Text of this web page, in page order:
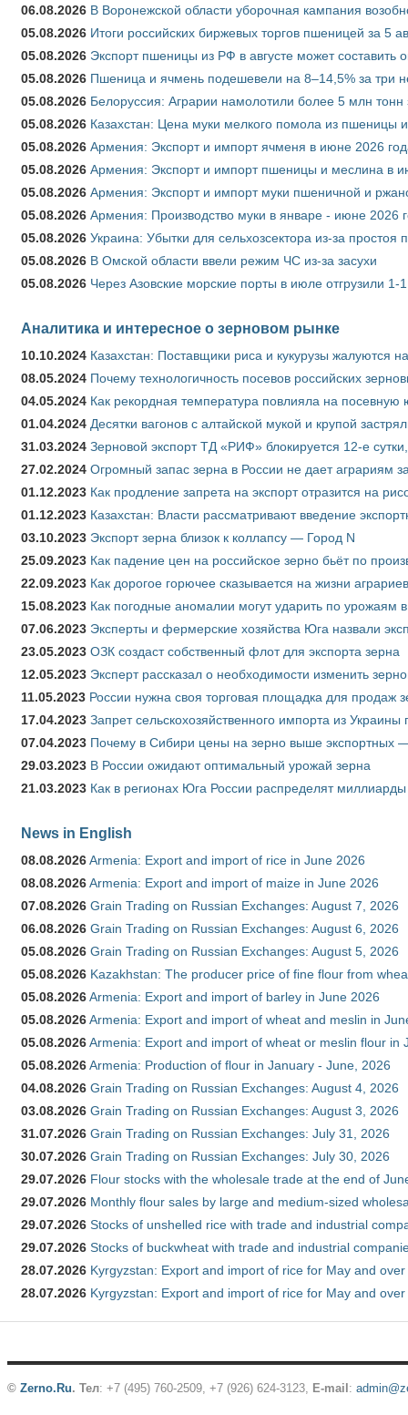
06.08.2026 В Воронежской области уборочная кампания
05.08.2026 Итоги российских биржевых торгов пшеницей за 5
05.08.2026 Экспорт пшеницы из РФ в августе может составить
05.08.2026 Пшеница и ячмень подешевели на 8–14,5% за три
05.08.2026 Белоруссия: Аграрии намолотили более 5 млн тонн
05.08.2026 Казахстан: Цена муки мелкого помола из пшеницы
05.08.2026 Армения: Экспорт и импорт ячменя в июне 2026
05.08.2026 Армения: Экспорт и импорт пшеницы и меслина в
05.08.2026 Армения: Экспорт и импорт муки пшеничной и
05.08.2026 Армения: Производство муки в январе - июне 2026
05.08.2026 Украина: Убытки для сельхозсектора из-за простоя
05.08.2026 В Омской области ввели режим ЧС из-за засухи
05.08.2026 Через Азовские морские порты в июле отгрузили
Аналитика и интересное о зерновом рынке
10.10.2024 Казахстан: Поставщики риса и кукурузы жалуются
08.05.2024 Почему технологичность посевов российских
04.05.2024 Как рекордная температура повлияла на
01.04.2024 Десятки вагонов с алтайской мукой и крупой
31.03.2024 Зерновой экспорт ТД «РИФ» блокируется 12-е
27.02.2024 Огромный запас зерна в России не дает аграриям
01.12.2023 Как продление запрета на экспорт отразится на
01.12.2023 Казахстан: Власти рассматривают введение
03.10.2023 Экспорт зерна близок к коллапсу — Город N
25.09.2023 Как падение цен на российское зерно бьёт по
22.09.2023 Как дорогое горючее сказывается на жизни аграриев
15.08.2023 Как погодные аномалии могут ударить по урожаям
07.06.2023 Эксперты и фермерские хозяйства Юга назвали
23.05.2023 ОЗК создаст собственный флот для экспорта зерна
12.05.2023 Эксперт рассказал о необходимости изменить
11.05.2023 России нужна своя торговая площадка для продаж
17.04.2023 Запрет сельскохозяйственного импорта из
07.04.2023 Почему в Сибири цены на зерно выше экспортных
29.03.2023 В России ожидают оптимальный урожай зерна
21.03.2023 Как в регионах Юга России распределят
News in English
08.08.2026Armenia: Export and import of rice in June 2026
08.08.2026Armenia: Export and import of maize in June 2026
07.08.2026 Grain Trading on Russian Exchanges: August 7, 2026
06.08.2026 Grain Trading on Russian Exchanges: August 6, 2026
05.08.2026 Grain Trading on Russian Exchanges: August 5, 2026
05.08.2026 Kazakhstan: The producer price of fine flour from
05.08.2026Armenia: Export and import of barley in June 2026
05.08.2026Armenia: Export and import of wheat and meslin in
05.08.2026Armenia: Export and import of wheat or meslin flour in
05.08.2026Armenia: Production of flour in January - June, 2026
04.08.2026 Grain Trading on Russian Exchanges: August 4, 2026
03.08.2026 Grain Trading on Russian Exchanges: August 3, 2026
31.07.2026 Grain Trading on Russian Exchanges: July 31, 2026
30.07.2026 Grain Trading on Russian Exchanges: July 30, 2026
29.07.2026 Flour stocks with the wholesale trade at the end of
29.07.2026 Monthly flour sales by large and medium-sized
29.07.2026 Stocks of unshelled rice with trade and industrial
29.07.2026 Stocks of buckwheat with trade and industrial
28.07.2026 Kyrgyzstan: Export and import of rice for May and
28.07.2026 Kyrgyzstan: Export and import of rice for May and
© Zerno.Ru. Тел: +7 (495) 760-2509, +7 (926) 624-3123, E-mail :